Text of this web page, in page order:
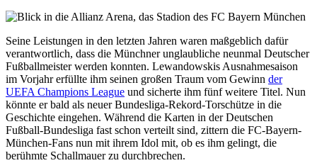
Seine Leistungen in den letzten Jahren waren maßgeblich dafür
verantwortlich, dass die Münchner unglaubliche neunmal Deutscher
Fußballmeister werden konnten. Lewandowskis Ausnahmesaison
im Vorjahr erfüllte ihm seinen großen Traum vom Gewinn der
UEFA Champions League und sicherte ihm fünf weitere Titel. Nun
könnte er bald als neuer Bundesliga-Rekord-Torschütze in die
Geschichte eingehen. Während die Karten in der Deutschen
Fußball-Bundesliga fast schon verteilt sind, zittern die FC-Bayern-
München-Fans nun mit ihrem Idol mit, ob es ihm gelingt, die
berühmte Schallmauer zu durchbrechen.